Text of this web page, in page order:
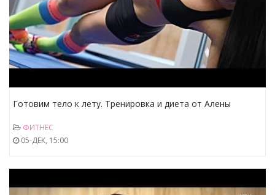
Готовим тело к лету. Тренировка и диета от Алены
ФИТНЕС
05-ДЕК, 15:00